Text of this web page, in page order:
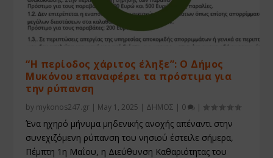
“Η περίοδος χάριτος έληξε”: Ο Δήμος
Μυκόνου επαναφέρει τα πρόστιμα για
την ρύπανση
by mykonos247.gr | May 1, 2025 | ΔΗΜΟΣ | 0 |
Ένα ηχηρό μήνυμα μηδενικής ανοχής απέναντι στην
συνεχιζόμενη ρύπανση του νησιού έστειλε σήμερα,
Πέμπτη 1η Μαΐου, η Διεύθυνση Καθαριότητας του